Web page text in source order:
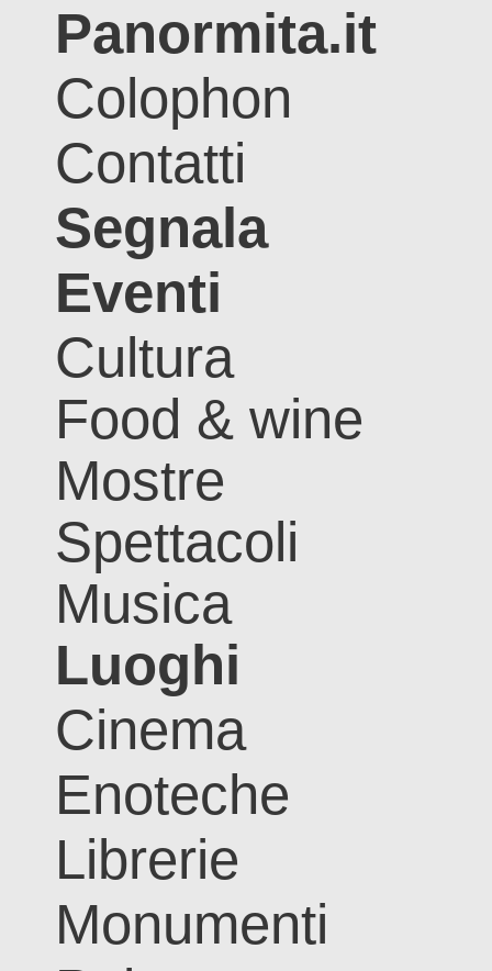
Panormita.it
Colophon
Contatti
Segnala
Eventi
Cultura
Food & wine
Mostre
Spettacoli
Musica
Luoghi
Cinema
Enoteche
Librerie
Monumenti